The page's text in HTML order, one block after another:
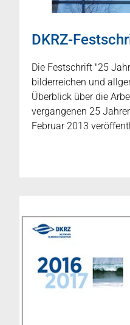
DKRZ-
Die Festschrift "25
bilderreichen und
Überblick über die
vergangenen 25
Februar 2013